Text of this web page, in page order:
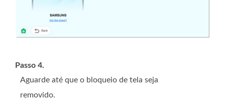
Passo 4.
Aguarde até que o bloqueio de tela seja
removido.